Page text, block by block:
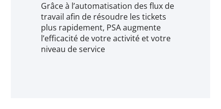
Grâce à l’automatisation des flux de
travail afin de résoudre les tickets
plus rapidement, PSA augmente
l’efficacité de votre activité et votre
niveau de service